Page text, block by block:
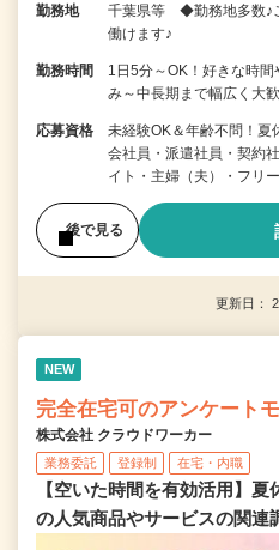
勤務地
千葉県等 ◆勤務地多数♪
働けます♪
勤務時間
1日5分～OK！好きな時
み～中長期まで幅広く大
応募資格
未経験OK＆年齢不問！
会社員・派遣社員・契約
イト・主婦（夫）・フリ
後で見る
更新日：
NEW
完全在宅可のアンケート
株式会社 クラウドワーカー
業務委託 登録制 在宅・内職
【空いた時間を有効活用】
の人気商品やサービスの関連